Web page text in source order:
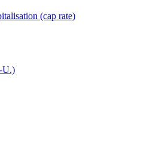
(cap rate)
U.)